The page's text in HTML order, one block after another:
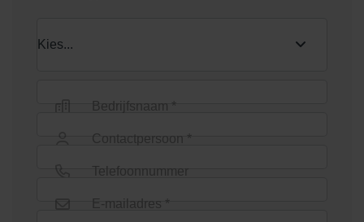
Bedrijfsnaam *
Contactpersoon *
Telefoonnummer
E-mailadres *